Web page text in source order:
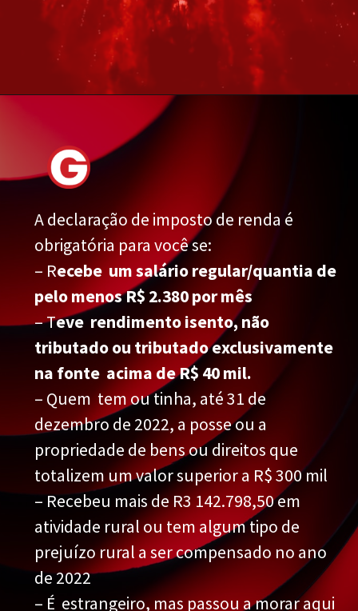
A declaração de imposto de renda é
obrigatória para você se:
– Recebe um salário regular/quantia de
pelo menos R$ 2.380 por mês
– Teve rendimento isento, não
tributado ou tributado exclusivamente
na fonte acima de R$ 40 mil.
– Quem tem ou tinha, até 31 de
dezembro de 2022, a posse ou a
propriedade de bens ou direitos que
totalizem um valor superior a R$ 300 mil
– Recebeu mais de R3 142.798,50 em
atividade rural ou tem algum tipo de
prejuízo rural a ser compensado no ano
de 2022
– É estrangeiro, mas passou a morar aqui